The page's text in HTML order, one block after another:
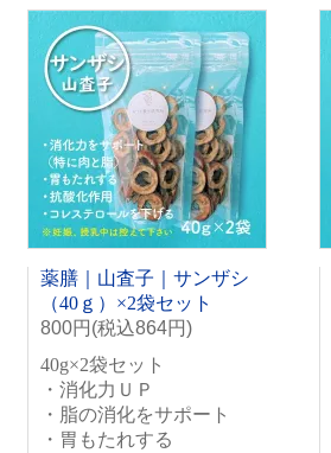
薬膳｜山査子｜サンザシ
（40ｇ）×2袋セット
800円(税込864円)
40g×2袋セット
・消化力ＵＰ
・脂の消化をサポート
・胃もたれする